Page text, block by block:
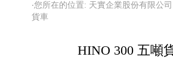
‧您所在的位置: 天實企業股份有限公
貨車
HINO 300 五噸